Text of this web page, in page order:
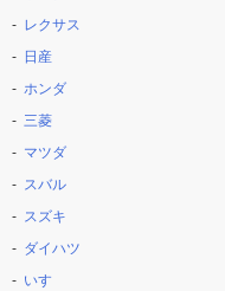
レクサス
日産
ホンダ
三菱
マツダ
スバル
スズキ
ダイハツ
いすゞ